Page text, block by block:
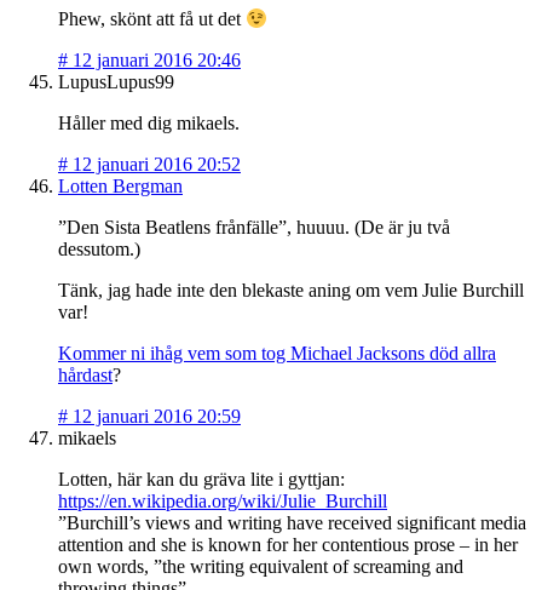
Phew, skönt att få ut det
# 12 januari 2016 20:46
LupusLupus99
Håller med dig mikaels.
# 12 januari 2016 20:52
Lotten Bergman
”Den Sista Beatlens frånfälle”, huuuu. (De är ju två
dessutom.)
Tänk, jag hade inte den blekaste aning om vem Julie Burchill
var!
Kommer ni ihåg vem som tog Michael Jacksons död allra
hårdast?
# 12 januari 2016 20:59
mikaels
Lotten, här kan du gräva lite i gyttjan:
https://en.wikipedia.org/wiki/Julie_Burchill
”Burchill’s views and writing have received significant media
attention and she is known for her contentious prose – in her
own words, ”the writing equivalent of screaming and